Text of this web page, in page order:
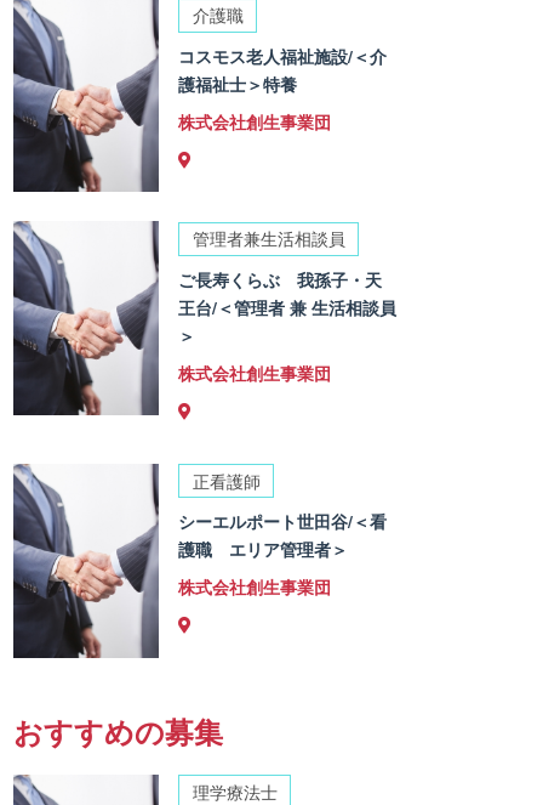
介護職
コスモス老人福祉施設/＜介
護福祉士＞特養
株式会社創生事業団
管理者兼生活相談員
ご長寿くらぶ 我孫子・天
王台/＜管理者 兼 生活相談員
＞
株式会社創生事業団
正看護師
シーエルポート世田谷/＜看
護職 エリア管理者＞
株式会社創生事業団
おすすめの募集
理学療法士